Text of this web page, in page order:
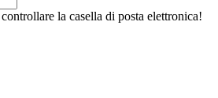
la casella di posta elettronica!